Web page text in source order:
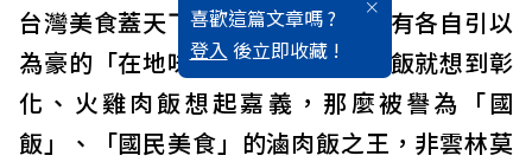
喜歡這篇文章嗎 ?
登入 後立即收藏 !
台灣美食蓋天下，每個縣市城鎮都有各自引以
為豪的「在地味」，一如說到爌肉飯就想到彰
化、火雞肉飯想起嘉義，那麼被譽為「國
飯」、「國民美食」的滷肉飯之王，非雲林莫